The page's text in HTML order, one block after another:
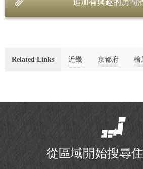
Related Links 近畿 京都府 檜
從區域開始搜尋